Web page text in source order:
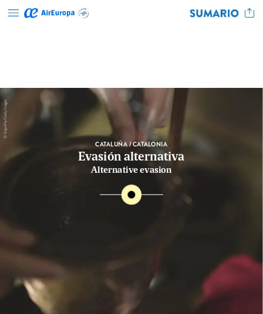
CATALUÑA/CATALONIA
Evasión alternativa
Alternative evasion
©
SrdjanPav/Getty
Images